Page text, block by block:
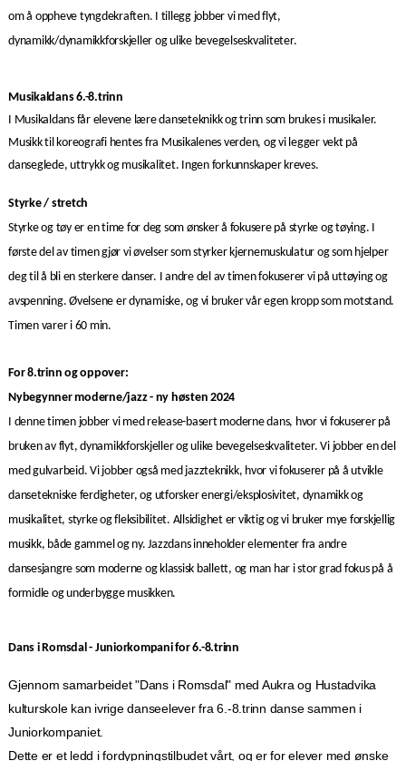
om å oppheve tyngdekraften. I tillegg jobber vi med flyt,
dynamikk/dynamikkforskjeller og ulike bevegelseskvaliteter.
Musikaldans 6.-8.trinn
I Musikaldans får elevene lære danseteknikk og trinn som brukes i musikaler.
Musikk til koreografi hentes fra Musikalenes verden, og vi legger vekt på
danseglede, uttrykk og musikalitet. Ingen forkunnskaper kreves.
Styrke / stretch
Styrke og tøy er en time for deg som ønsker å fokusere på styrke og tøying. I
første del av timen gjør vi øvelser som styrker kjernemuskulatur og som hjelper
deg til å bli en sterkere danser. I andre del av timen fokuserer vi på uttøying og
avspenning. Øvelsene er dynamiske, og vi bruker vår egen kropp som motstand.
Timen varer i 60 min.
For 8.trinn og oppover:
Nybegynner moderne/jazz - ny høsten 2024
I denne timen jobber vi med release-basert moderne dans, hvor vi fokuserer på
bruken av flyt, dynamikkforskjeller og ulike bevegelseskvaliteter. Vi jobber en del
med gulvarbeid. Vi jobber også med jazzteknikk, hvor vi fokuserer på å utvikle
dansetekniske ferdigheter, og utforsker energi/eksplosivitet, dynamikk og
musikalitet, styrke og fleksibilitet. Allsidighet er viktig og vi bruker mye forskjellig
musikk, både gammel og ny. Jazzdans inneholder elementer fra andre
dansesjangre som moderne og klassisk ballett, og man har i stor grad fokus på å
formidle og underbygge musikken.
Dans i Romsdal - Juniorkompani for 6.-8.trinn
Gjennom samarbeidet "Dans i Romsdal" med Aukra og Hustadvika
kulturskole kan ivrige danseelever fra 6.-8.trinn danse sammen i
Juniorkompaniet.
Dette er et ledd i fordypningstilbudet vårt, og er for elever med ønske